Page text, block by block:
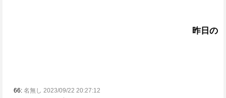
昨日の
66: 名無し 2023/09/22 20:27:12